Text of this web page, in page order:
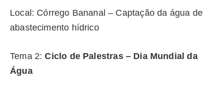
Local: Córrego Bananal – Captação da água de
abastecimento hídrico
Tema 2:Ciclo de Palestras – Dia Mundial da
Água